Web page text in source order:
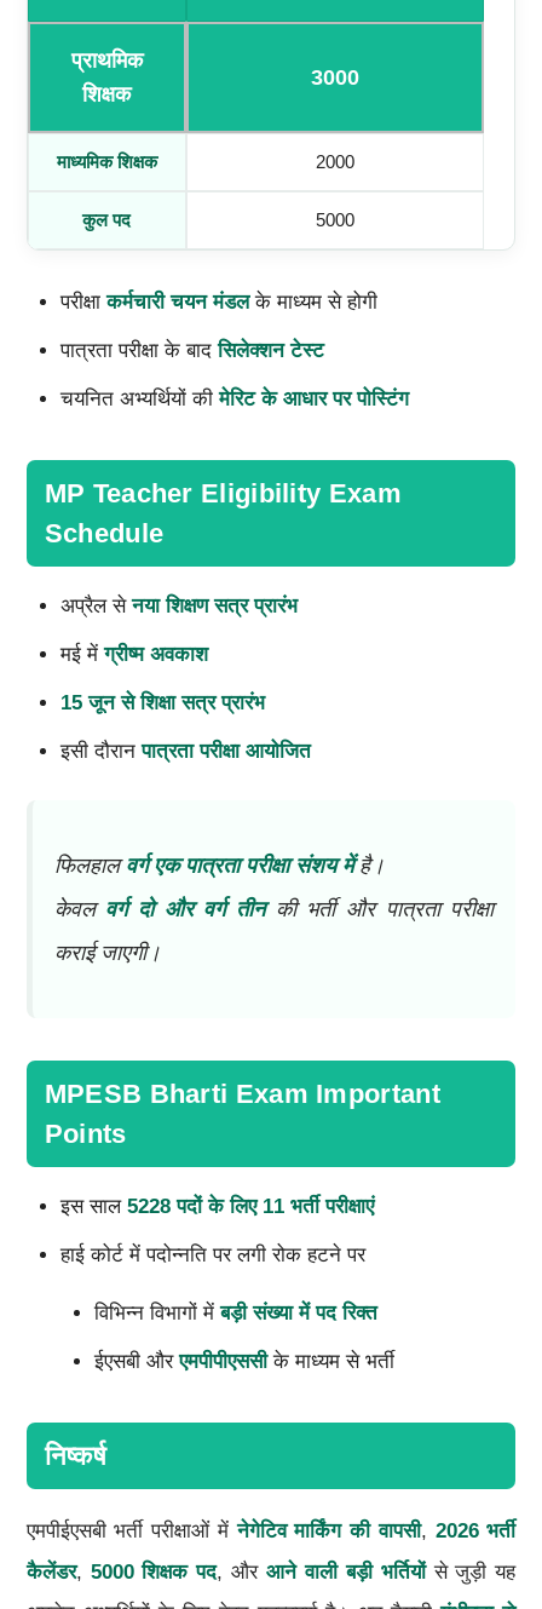
प्राथमिक
शिक्षक
3000
माध्यमिक शिक्षक 2000
कुल पद 5000
परीक्षाकर्मचारी चयन मंडलके माध्यम से होगी
पात्रता परीक्षा के बादसिलेक्शन टेस्ट
चयनित अभ्यर्थियों कीमेरिट के आधार पर पोस्टिंग
MP Teacher Eligibility Exam
Schedule
अप्रैल सेनया शिक्षण सत्र प्रारंभ
मई मेंग्रीष्म अवकाश
15 जून से शिक्षा सत्र प्रारंभ
इसी दौरानपात्रता परीक्षा आयोजित
फिलहालवर्ग एक पात्रता परीक्षा संशय मेंहै।
केवल वर्ग दो और वर्ग तीनकी भर्ती और पात्रता परीक्षा
कराई जाएगी।
MPESB Bharti Exam Important
Points
इस साल 5228 पदों के लिए 11 भर्ती परीक्षाएं
हाई कोर्ट में पदोन्नति पर लगी रोक हटने पर
विभिन्न विभागों मेंबड़ी संख्या में पद रिक्त
ईएसबी औरएमपीपीएससीके माध्यम से भर्ती
निष्कर्ष
एमपीईएसबी भर्ती परीक्षाओं मेंनेगेटिव मार्किंग की वापसी, 2026 भर्ती
कैलेंडर, 5000 शिक्षक पद, औरआने वाली बड़ी भर्तियोंसे जुड़ी यह